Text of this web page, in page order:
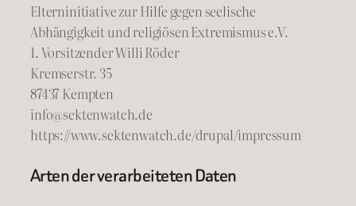
Elterninitiative zur Hilfe gegen seelische
Abhängigkeit und religiösen Extremismus e.V.
1. Vorsitzender Willi Röder
Kremserstr. 35
87437 Kempten
info@sektenwatch.de
https://www.sektenwatch.de/drupal/impressum
Arten der verarbeiteten Daten